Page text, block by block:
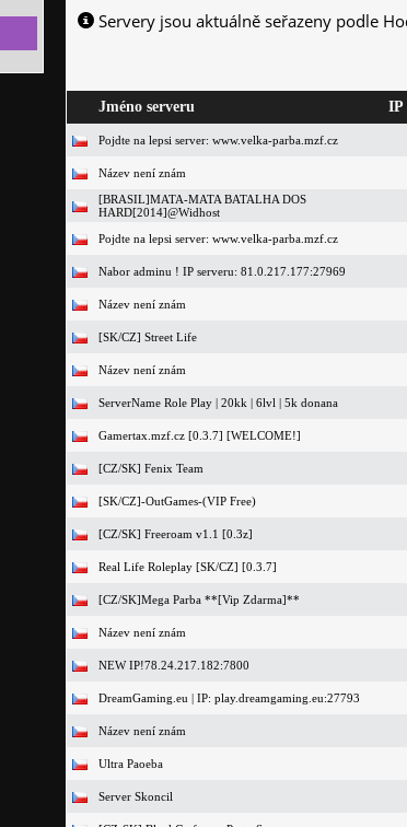
Servery jsou aktuálně seřazeny podle
Jméno serveru IP
Pojdte na lepsi server: www.velka-parba.mzf.cz
Název není znám
[BRASIL]MATA-MATA BATALHA DOS
HARD[2014]@Widhost
Pojdte na lepsi server: www.velka-parba.mzf.cz
Nabor adminu ! IP serveru: 81.0.217.177:27969
Název není znám
[SK/CZ] Street Life
Název není znám
ServerName Role Play | 20kk | 6lvl | 5k donana
Gamertax.mzf.cz [0.3.7] [WELCOME!]
[CZ/SK] Fenix Team
[SK/CZ]-OutGames-(VIP Free)
[CZ/SK] Freeroam v1.1 [0.3z]
Real Life Roleplay [SK/CZ] [0.3.7]
[CZ/SK]Mega Parba **[Vip Zdarma]**
Název není znám
NEW IP!78.24.217.182:7800
DreamGaming.eu | IP: play.dreamgaming.eu:27793
Název není znám
Ultra Paoeba
Server Skoncil